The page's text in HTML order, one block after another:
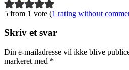
5 from 1 vote (1 rating without
Skriv et svar
Din e-mailadresse vil ikke blive
markeret med *